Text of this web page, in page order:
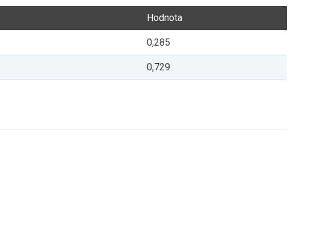
Hodnota
0,285
0,729